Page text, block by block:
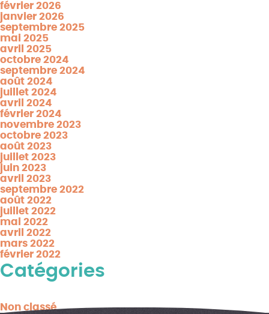
février 2026
janvier 2026
septembre 2025
mai 2025
avril 2025
octobre 2024
septembre 2024
août 2024
juillet 2024
avril 2024
février 2024
novembre 2023
octobre 2023
août 2023
juillet 2023
juin 2023
avril 2023
septembre 2022
août 2022
juillet 2022
mai 2022
avril 2022
mars 2022
février 2022
Catégories
Non classé